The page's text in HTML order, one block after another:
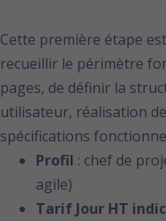
Cette première étape
recueillir le périmètre
pages, de définir la
utilisateur, réalisation
spécifications
Profil : chef de
agile)
Tarif Jour HT